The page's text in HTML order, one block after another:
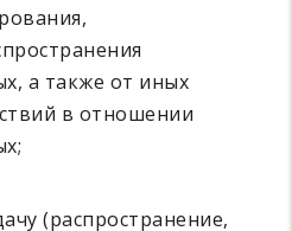
а также от иных
в отношении
(распространение,